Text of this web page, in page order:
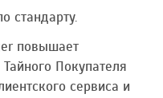
стандарту.
повышает
Покупателя
сервиса и